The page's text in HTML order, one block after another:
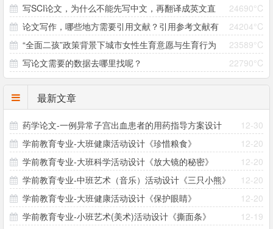
制研究 ——以大别山村为个案
24690°C
写SCI论文，为什么不能先写中文，再翻译成英文直
接投稿？
24204°C
论文写作，哪些地方需要引用文献？引用参考文献有
哪些注意事项？
23589°C
“全面二孩”政策背景下城市女性生育意愿与生育行为
差异研究
22790°C
写论文需要的数据去哪里找呢？
最新文章
12-30
药学论文-一例异常子宫出血患者的用药指导方案设计
12-20
学前教育专业-大班健康活动设计《珍惜粮食》
12-20
学前教育专业-大班科学活动设计《放大镜的秘密》
12-20
学前教育专业-中班艺术（音乐）活动设计《三只小熊》
12-20
学前教育专业-大班健康活动设计《保护眼睛》
12-19
学前教育专业-小班艺术(美术)活动设计《撕面条》